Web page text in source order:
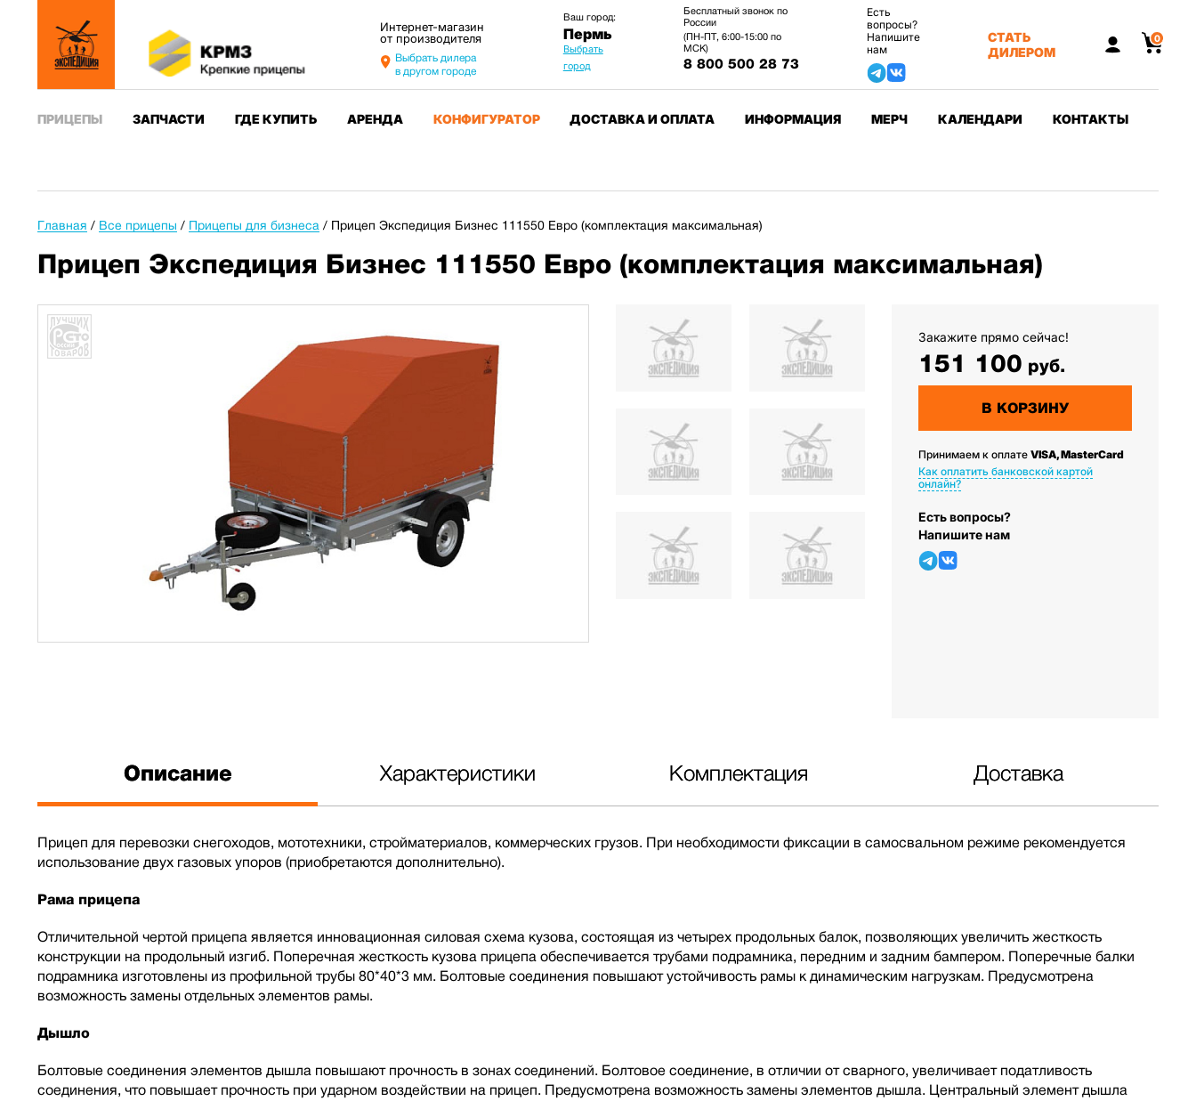
Интернет-магазин
от производителя
Выбрать дилера
в другом городе
Ваш город:
Пермь
Выбрать
город
Бесплатный звонок по
России
(ПН-ПТ, 6:00-15:00 по
МСК)
8 800 500 28 73
Есть
вопросы?
Напишите
нам
СТАТЬ
ДИЛЕРОМ
0
ПРИЦЕПЫ ЗАПЧАСТИ ГДЕ КУПИТЬ АРЕНДА КОНФИГУРАТОР ДОСТАВКА И ОПЛАТА ИНФОРМАЦИЯ МЕРЧ КАЛЕНДАРИ КОНТАКТЫ
Главная / Все прицепы / Прицепы для бизнеса / Прицеп Экспедиция Бизнес 111550 Евро (комплектация максимальная)
Прицеп Экспедиция Бизнес 111550 Евро (комплектация максимальная)
Закажите прямо сейчас!
151 100 руб.
В КОРЗИНУ
Принимаем к оплате VISA, MasterCard
Как оплатить банковской картой
онлайн?
Есть вопросы?
Напишите нам
Описание Характеристики Комплектация Доставка
Прицеп для перевозки снегоходов, мототехники, стройматериалов, коммерческих грузов. При необходимости фиксации в самосвальном режиме рекомендуется
использование двух газовых упоров (приобретаются дополнительно).
Рама прицепа
Отличительной чертой прицепа является инновационная силовая схема кузова, состоящая из четырех продольных балок, позволяющих увеличить жесткость
конструкции на продольный изгиб. Поперечная жесткость кузова прицепа обеспечивается трубами подрамника, передним и задним бампером. Поперечные балки
подрамника изготовлены из профильной трубы 80*40*3 мм. Болтовые соединения повышают устойчивость рамы к динамическим нагрузкам. Предусмотрена
возможность замены отдельных элементов рамы.
Дышло
Болтовые соединения элементов дышла повышают прочность в зонах соединений. Болтовое соединение, в отличии от сварного, увеличивает податливость
соединения, что повышает прочность при ударном воздействии на прицеп. Предусмотрена возможность замены элементов дышла. Центральный элемент дышла